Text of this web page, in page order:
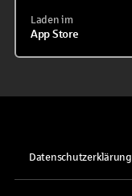
Laden im
App Store
Datenschutzerklärung